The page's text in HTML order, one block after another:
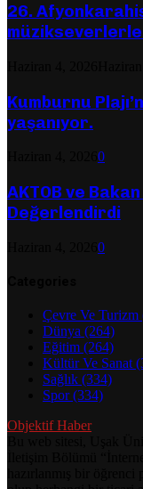
26.
müzikseverlerle
Kumburnu
yaşanıyor.
0
AKTOB ve
Değerlendirdi
0
Çevre Ve Turizm
Dünya (264)
Eğitim (264)
Kültür Ve Sanat
Sağlık (334)
Spor(334)
Objektif Haber